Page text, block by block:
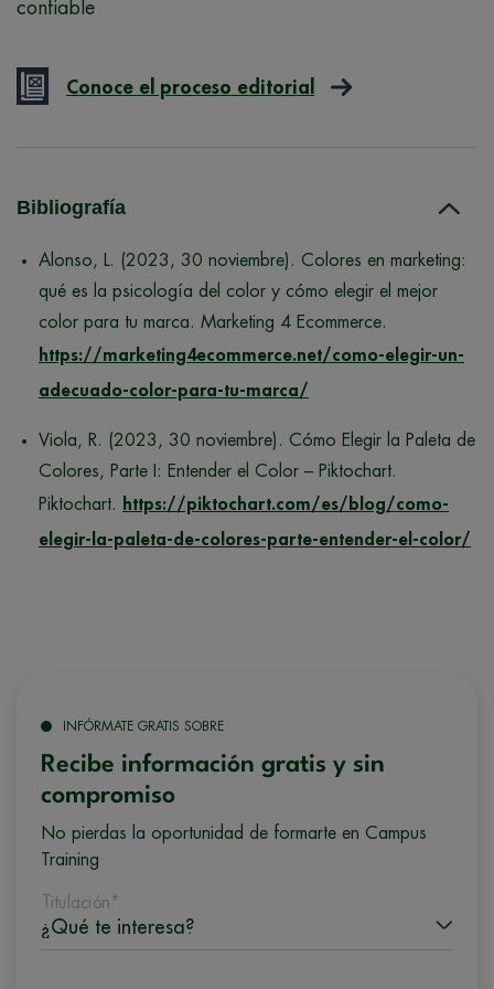
confiable
Conoce el proceso editorial
Bibliografía
Alonso, L. (2023, 30 noviembre). Colores en marketing:
qué es la psicología del color y cómo elegir el mejor
color para tu marca. Marketing 4 Ecommerce.
https://marketing4ecommerce.net/como-elegir-un-
adecuado-color-para-tu-marca/
Viola, R. (2023, 30 noviembre). Cómo Elegir la Paleta de
Colores, Parte I: Entender el Color – Piktochart.
Piktochart.
https://piktochart.com/es/blog/como-
elegir-la-paleta-de-colores-parte-entender-el-color/
INFÓRMATE GRATIS SOBRE
Recibe información gratis y sin
compromiso
No pierdas la oportunidad de formarte en Campus
Training
Titulación*